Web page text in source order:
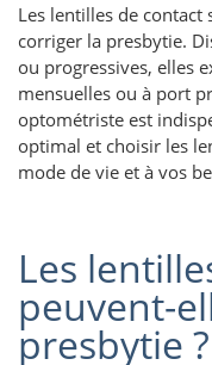
Les lentilles de
corriger la presbytie.
ou progressives, elles
mensuelles ou à port
optométriste est
optimal et choisir les
mode de vie et à vos
Les
peuvent-
presbytie ?